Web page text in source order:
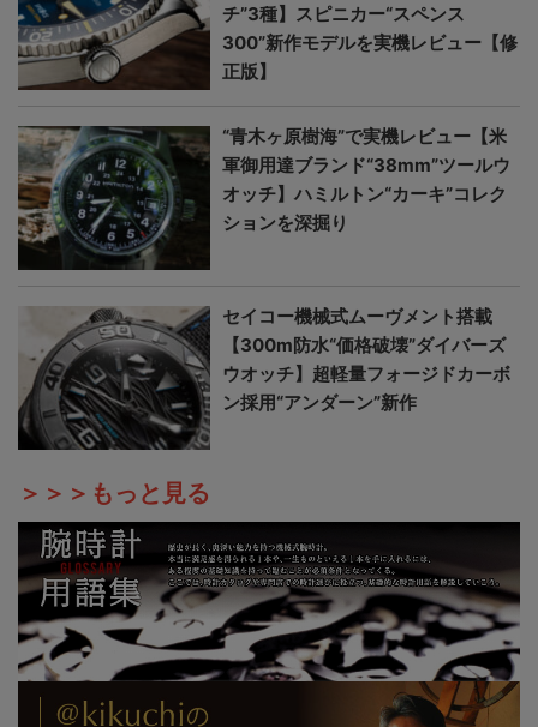
チ”3種】スピニカー“スペンス
300”新作モデルを実機レビュー【修
正版】
“青木ヶ原樹海”で実機レビュー【米
軍御用達ブランド“38mm”ツールウ
オッチ】ハミルトン“カーキ”コレク
ションを深掘り
セイコー機械式ムーヴメント搭載
【300m防水“価格破壊”ダイバーズ
ウオッチ】超軽量フォージドカーボ
ン採用“アンダーン”新作
＞＞＞もっと見る